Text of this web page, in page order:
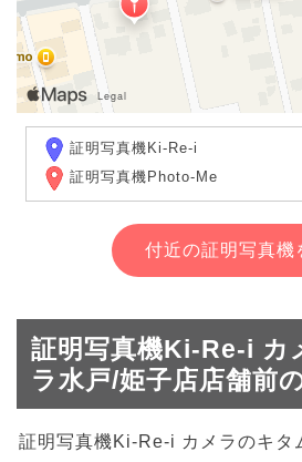
証明写真機Ki-Re-i
証明写真機Photo-Me
付近の証明写真機
証明写真機Ki-Re-i カ
ラ水戸/姫子店店舗前
証明写真機Ki-Re-i カメラのキタ